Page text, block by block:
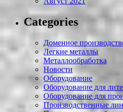
Categories
Доменное
Легкие металлы
Металлообработка
Новости
Оборудование
Оборудование для
Оборудование для
Производственные